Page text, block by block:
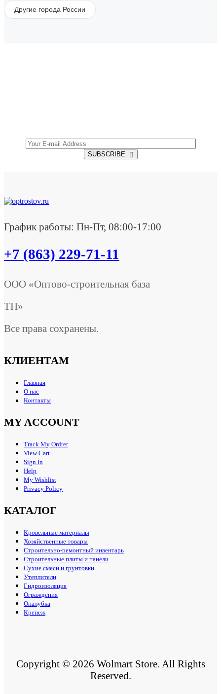
Другие города России
SUBSCRIBE
График работы: Пн-Пт, 08:00-17:00
+7 (863) 229-71-11
ООО «Оптово-строительная база
ТН»
Все права сохранены.
КЛИЕНТАМ
Главная
О нас
Контакты
MY ACCOUNT
Track My Ordrer
View Cart
Sign In
Help
My Wishlist
Privacy Policy
КАТАЛОГ
Кровельные материалы
Хозяйственные товары
Строительно-ремонтный инвентарь
Строительные плиты и панели
Сухие смеси и грунтовки
Утеплители
Гидроизоляция
Ограждения
Опалубка
Крепеж
Copyright © 2026 Wolmart Store. All Rights
Reserved.